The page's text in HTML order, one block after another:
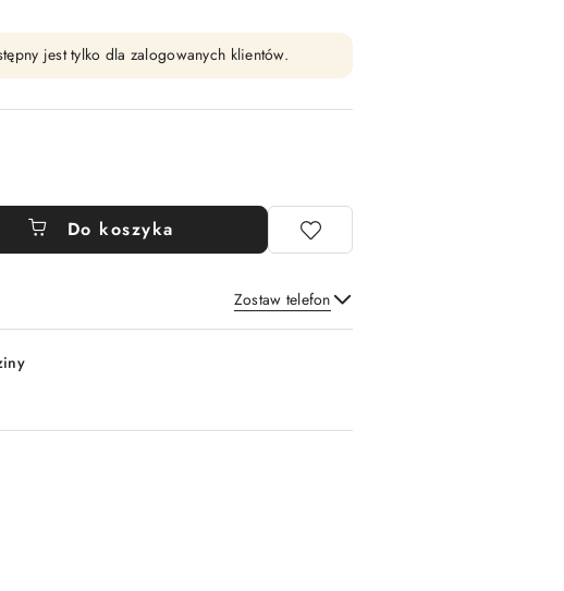
jest tylko dla zalogowanych klientów.
Do koszyka
Zostaw telefon
Wyślij